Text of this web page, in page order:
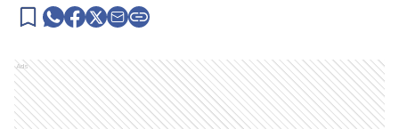
Ads